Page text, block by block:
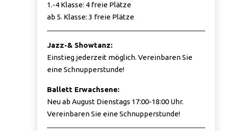
1.-4 Klasse: 4 freie Plätze
ab 5. Klasse: 3 freie Plätze
Jazz-& Showtanz:
Einstieg jederzeit möglich. Vereinbaren Sie
eine Schnupperstunde!
Ballett Erwachsene:
Neu ab August Dienstags 17:00-18:00 Uhr.
Vereinbaren Sie eine Schnupperstunde!